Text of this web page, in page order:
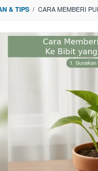
& TIPS / CARA MEMBERI